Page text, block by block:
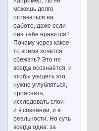
можешь долго
оставаться на
работе, даже если
она тебе нравится?
Почему через какое-
то время хочется
сбежать? Это не
всегда осознаётся, и
чтобы увидеть это,
нужно углубляться,
прояснять,
исследовать слои —
и в сознании, и в
реальности. Но суть
всегда одна: за